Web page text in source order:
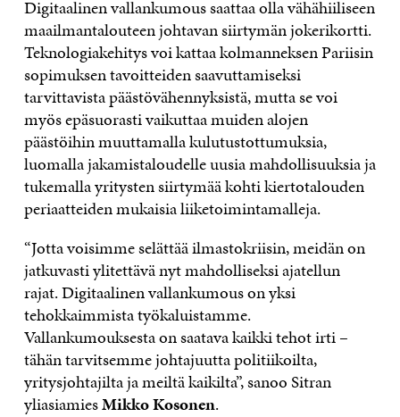
Digitaalinen vallankumous saattaa olla vähähiiliseen
maailmantalouteen johtavan siirtymän jokerikortti.
Teknologiakehitys voi kattaa kolmanneksen Pariisin
sopimuksen tavoitteiden saavuttamiseksi
tarvittavista päästövähennyksistä, mutta se voi
myös epäsuorasti vaikuttaa muiden alojen
päästöihin muuttamalla kulutustottumuksia,
luomalla jakamistaloudelle uusia mahdollisuuksia ja
tukemalla yritysten siirtymää kohti kiertotalouden
periaatteiden mukaisia liiketoimintamalleja.
“Jotta voisimme selättää ilmastokriisin, meidän on
jatkuvasti ylitettävä nyt mahdolliseksi ajatellun
rajat. Digitaalinen vallankumous on yksi
tehokkaimmista työkaluistamme.
Vallankumouksesta on saatava kaikki tehot irti –
tähän tarvitsemme johtajuutta politiikoilta,
yritysjohtajilta ja meiltä kaikilta”, sanoo Sitran
yliasiamiesMikko Kosonen.